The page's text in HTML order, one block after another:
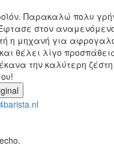
Παρακαλώ πολυ
στον
η μηχανή για
θέλει λίγο
την καλύτερη